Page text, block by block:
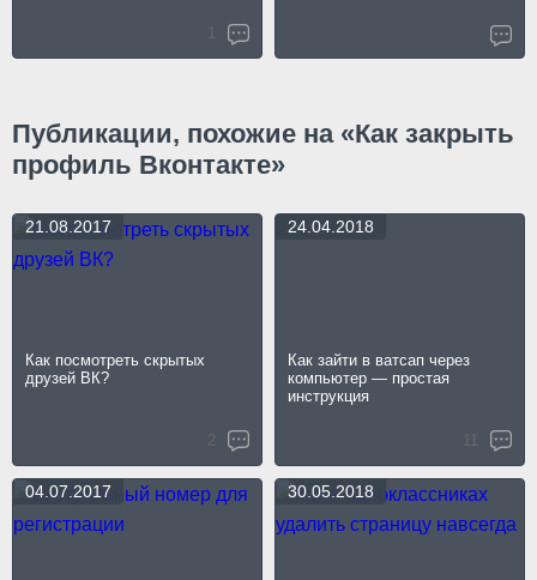
1
Публикации, похожие на «Как закрыть
профиль Вконтакте»
Как посмотреть скрытых
друзей ВК?
21.08.2017
2
Как зайти в ватсап через
компьютер — простая
инструкция
24.04.2018
04.07.2017 30.05.2018